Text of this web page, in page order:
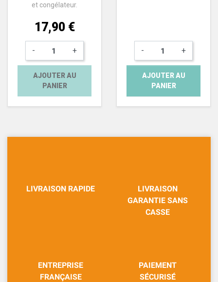
et congélateur.
Prix
17,90 €
- +
AJOUTER AU
PANIER
- +
AJOUTER AU
PANIER
LIVRAISON RAPIDE
LIVRAISON
GARANTIE SANS
CASSE
ENTREPRISE
FRANÇAISE
PAIEMENT
SÉCURISÉ